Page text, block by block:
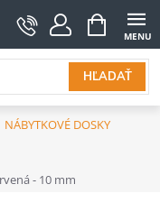
HĽADAŤ
NÁKUPNÝ
KOŠÍK
NÁBYTKOVÉ DOSKY
- 10 mm